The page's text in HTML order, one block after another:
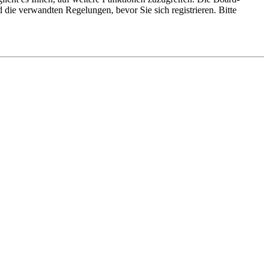
verwandten Regelungen, bevor Sie sich registrieren. Bitte